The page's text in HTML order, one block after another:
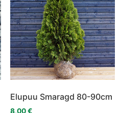
Elupuu Smaragd 80-90cm
8,00€